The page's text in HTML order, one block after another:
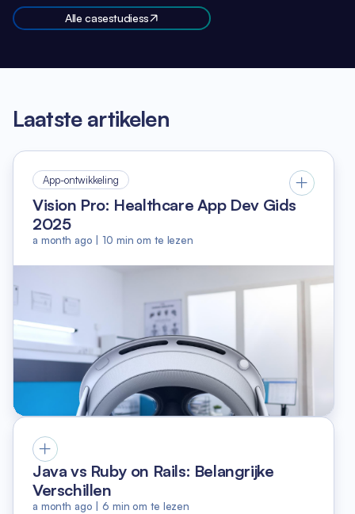
Alle casestudiess
Laatste artikelen
App-ontwikkeling
Vision Pro: Healthcare App Dev Gids
2025
a month ago |10 min om te lezen
Java vs Ruby on Rails: Belangrijke
Verschillen
a month ago |6 min om te lezen